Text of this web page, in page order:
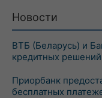
Новости
ВТБ (Беларусь) и
кредитных
Приорбанк
бесплатных